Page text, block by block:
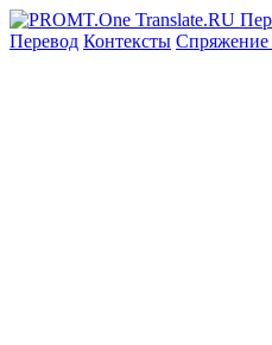
Перевод Контексты Спряжение